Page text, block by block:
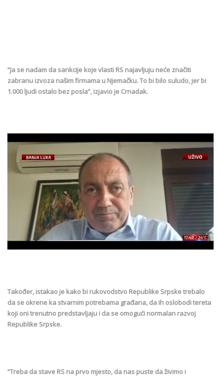
“Ja se nadam da sankcije koje vlasti RS najavljuju neće značiti
zabranu izvoza našim firmama u Njemačku. To bi bilo suludo, jer bi
1.000 ljudi ostalo bez posla”, izjavio je Crnadak.
Također, istakao je kako bi rukovodstvo Republike Srpske trebalo
da se okrene ka stvarnim potrebama građana, da ih oslobodi tereta
koji oni trenutno predstavljaju i da se omogući normalan razvoj
Republike Srpske.
“Treba da stave RS na prvo mjesto, da nas puste da živimo i